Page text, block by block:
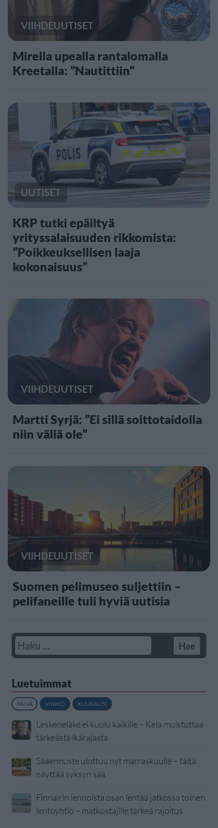
VIIHDEUUTISET
Mirella upealla rantalomalla
Kreetalla: ”Nautittiin”
UUTISET
KRP tutki epäiltyä
yrityssalaisuuden rikkomista:
”Poikkeuksellisen laaja
kokonaisuus”
VIIHDEUUTISET
Martti Syrjä: ”Ei sillä soittotaidolla
niin väliä ole”
VIIHDEUUTISET
Suomen pelimuseo suljettiin –
pelifaneille tuli hyviä uutisia
Luetuimmat
PÄIVÄ VIIKKO KUUKAUSI
Leskeneläke ei kuulu kaikille – Kela muistuttaa
tärkeästä ikärajasta
Sääennuste ulottuu nyt marraskuulle – tältä
näyttää syksyn sää
Finnairin lennoista osan lentää jatkossa toinen
lentoyhtiö – matkustajille tärkeä rajoitus